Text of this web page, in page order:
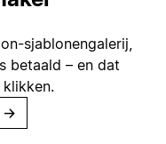
sjablonengalerij,
betaald – en dat
klikken.
→